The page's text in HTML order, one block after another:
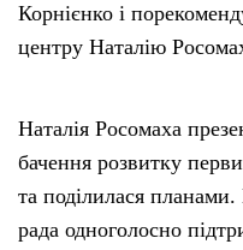
Корнієнко і
центру Наталію
Наталія Росомаха
бачення розвитку
та поділилася
рада одноголосно